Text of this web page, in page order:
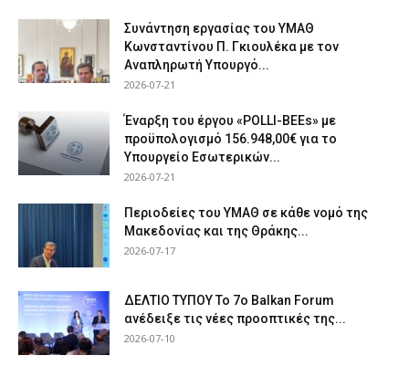
Συνάντηση εργασίας του ΥΜΑΘ
Κωνσταντίνου Π. Γκιουλέκα με τον
Αναπληρωτή Υπουργό...
2026-07-21
Έναρξη του έργου «POLLI-BEEs» με
προϋπολογισμό 156.948,00€ για το
Υπουργείο Εσωτερικών...
2026-07-21
Περιοδείες του ΥΜΑΘ σε κάθε νομό της
Μακεδονίας και της Θράκης...
2026-07-17
ΔΕΛΤΙΟ ΤΥΠΟΥ Το 7ο Balkan Forum
ανέδειξε τις νέες προοπτικές της...
2026-07-10